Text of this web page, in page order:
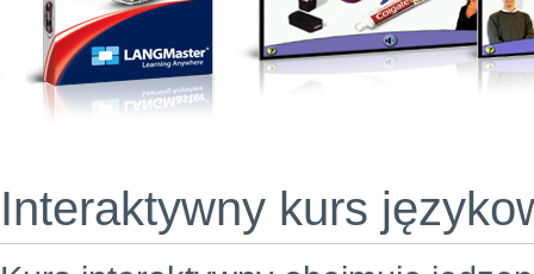
Interaktywny kurs